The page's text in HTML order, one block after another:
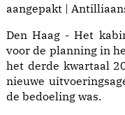
aangepakt |
Den Haag - Het
voor de planning in
het derde kwartaal
nieuwe
de bedoeling was.